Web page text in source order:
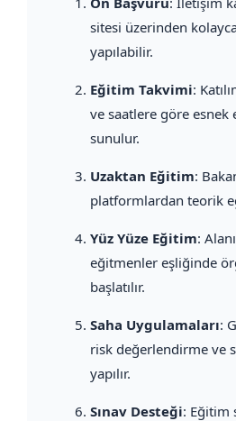
sitesi üzerinden
yapılabilir.
Eğitim Takvimi:
ve saatlere göre
sunulur.
Uzaktan Eğitim:
platformlardan teorik
Yüz Yüze Eğitim:
eğitmenler eşliğinde
başlatılır.
Saha Uygulamaları:
risk değerlendirme ve
yapılır.
Sınav Desteği: Eğitim